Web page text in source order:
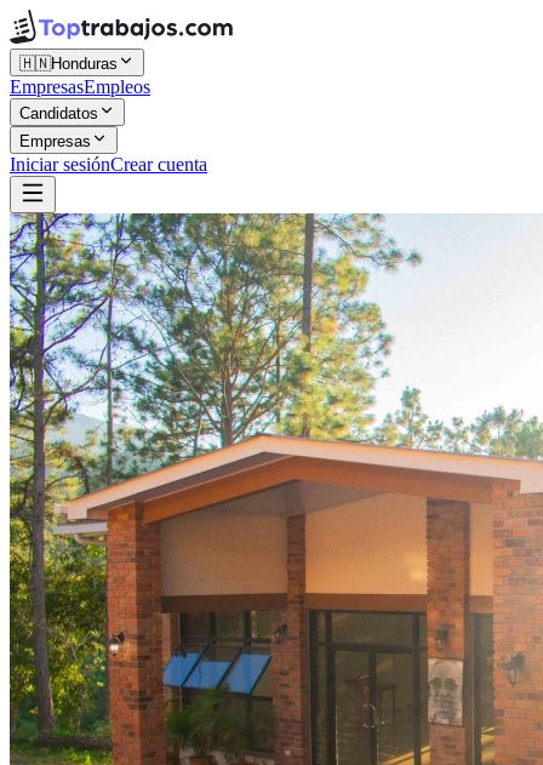
🇭🇳Honduras
EmpresasEmpleos
Candidatos
Empresas
Iniciar sesiónCrear cuenta